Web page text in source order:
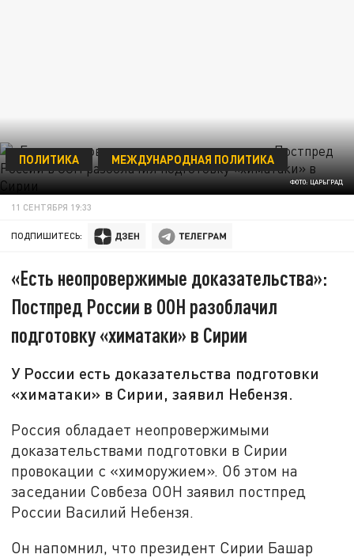
ФОТО: ЦАРЬГРАД
ПОЛИТИКА МЕЖДУНАРОДНАЯ ПОЛИТИКА
11 СЕНТЯБРЯ 19:33
ПОДПИШИТЕСЬ:
«Есть неопровержимые доказательства»:
Постпред России в ООН разоблачил
подготовку «химатаки» в Сирии
У России есть доказательства подготовки
«химатаки» в Сирии, заявил Небензя.
Россия обладает неопровержимыми
доказательствами подготовки в Сирии
провокации с «химоружием». Об этом на
заседании Совбеза ООН заявил постпред
России Василий Небензя.
Он напомнил, что президент Сирии Башар